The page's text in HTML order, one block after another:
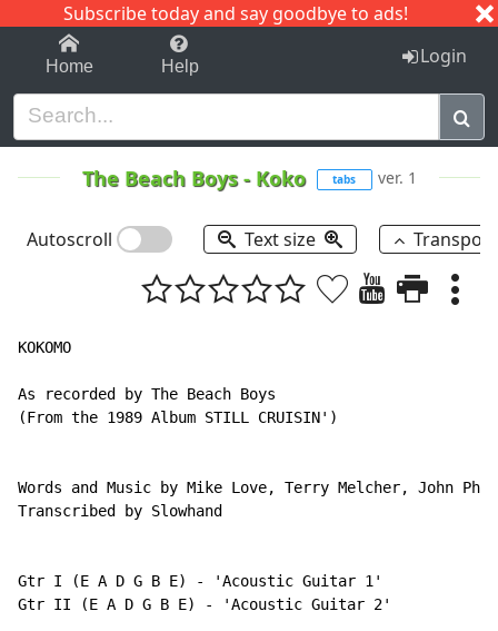
Subscribe today and say goodbye to ads!
1-9 C I J
Home Help Login
The Beach Boys- Koko tabs ver. 1
Autoscroll Text size
KOKOMO
As recorded by The Beach Boys
(From the 1989 Album STILL CRUISIN')
Words and Music by Mike Love, Terry Melcher, John
Transcribed by Slowhand
Gtr I (E A D G B E) - 'Acoustic Guitar 1'
Gtr II (E A D G B E) - 'Acoustic Guitar 2'